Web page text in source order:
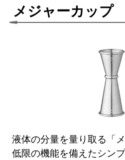
メジャーカップ
液体の分量を量り取る「
低限の機能を備えたシン